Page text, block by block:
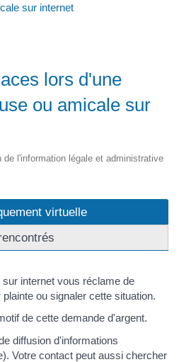
sur internet
lors d'une
ou amicale sur
l'information légale et administrative
virtuelle
internet vous réclame de
ou signaler cette situation.
de cette demande d'argent.
diffusion d'informations
Votre contact peut aussi chercher